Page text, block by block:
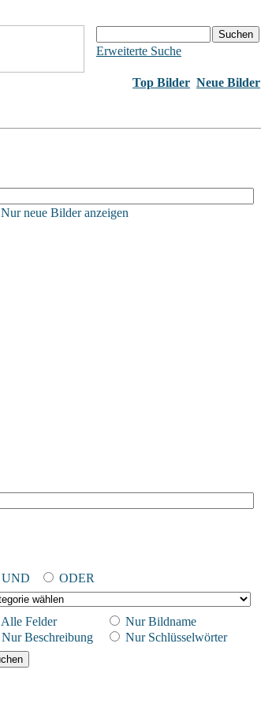
Erweiterte Suche
Top Bilder Neue Bilder
Nur neue Bilder anzeigen
UND
ODER
Alle Felder
Nur Bildname
Nur Beschreibung
Nur Schlüsselwörter